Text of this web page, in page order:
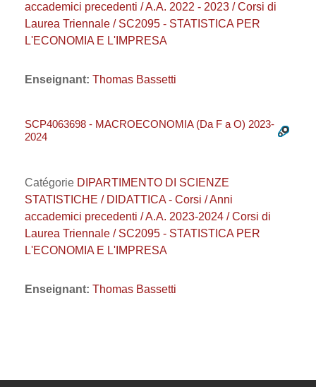
accademici precedenti / A.A. 2022 - 2023 / Corsi di
Laurea Triennale / SC2095 - STATISTICA PER
L'ECONOMIA E L'IMPRESA
Enseignant: Thomas Bassetti
SCP4063698 - MACROECONOMIA (Da F a O) 2023-
2024
Catégorie DIPARTIMENTO DI SCIENZE
STATISTICHE / DIDATTICA - Corsi / Anni
accademici precedenti / A.A. 2023-2024 / Corsi di
Laurea Triennale / SC2095 - STATISTICA PER
L'ECONOMIA E L'IMPRESA
Enseignant: Thomas Bassetti